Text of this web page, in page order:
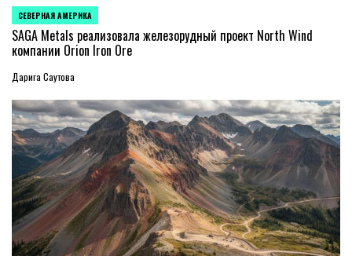
ОПУБЛИКОВАНО
В
СЕВЕРНАЯ АМЕРИКА
SAGA Metals реализовала железорудный проект North Wind
компании Orion Iron Ore
Дарига Саутова